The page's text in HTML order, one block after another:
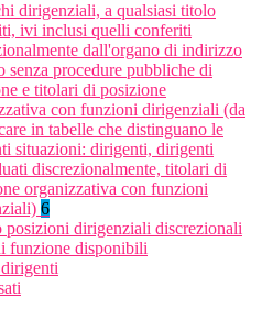
dirigenziali, a qualsiasi titolo
ivi inclusi quelli conferiti
dall'organo di indirizzo
senza procedure pubbliche di
e titolari di posizione
con funzioni dirigenziali (da
in tabelle che distinguano le
situazioni: dirigenti, dirigenti
discrezionalmente, titolari di
organizzativa con funzioni
6
posizioni dirigenziali discrezionali
funzione disponibili